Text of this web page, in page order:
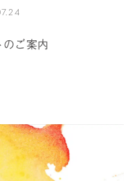
ご案内